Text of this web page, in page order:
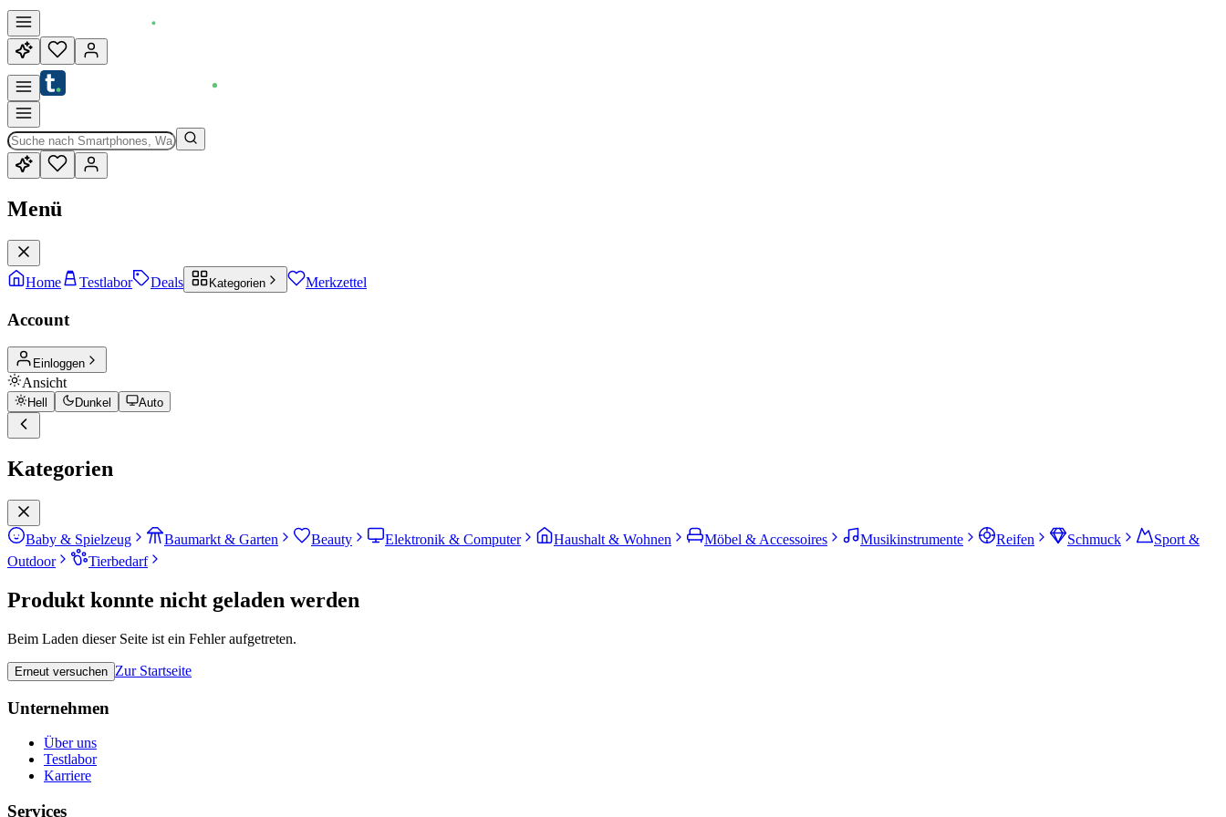
Menü
Home Testlabor Deals Kategorien Merkzettel
Account
Einloggen
Ansicht
Hell Dunkel Auto
Kategorien
Baby & Spielzeug Baumarkt & Garten Beauty Elektronik & Computer Haushalt & Wohnen Möbel & Accessoires Musikinstrumente Reifen Schmuck
Sport &
Outdoor
Tierbedarf
Produkt konnte nicht geladen werden
Beim Laden dieser Seite ist ein Fehler aufgetreten.
Erneut versuchen Zur Startseite
Unternehmen
Über uns
Testlabor
Karriere
Services